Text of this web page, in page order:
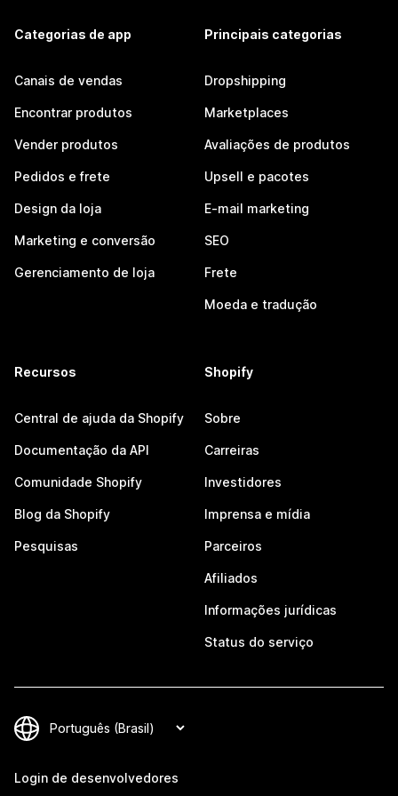
Categorias de app
Canais de vendas
Encontrar produtos
Vender produtos
Pedidos e frete
Design da loja
Marketing e conversão
Gerenciamento de loja
Principais categorias
Dropshipping
Marketplaces
Avaliações de produtos
Upsell e pacotes
E-mail marketing
SEO
Frete
Moeda e tradução
Recursos
Central de ajuda da Shopify
Documentação da API
Comunidade Shopify
Blog da Shopify
Pesquisas
Shopify
Sobre
Carreiras
Investidores
Imprensa e mídia
Parceiros
Afiliados
Informações jurídicas
Status do serviço
Login de desenvolvedores